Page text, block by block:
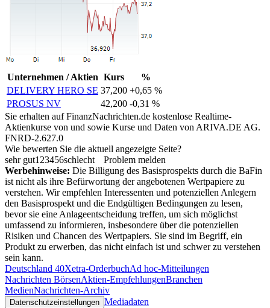
Unternehmen / Aktien Kurs
%
DELIVERY HERO SE 37,200 +0,65 %
PROSUS NV
42,200 -0,31 %
Sie erhalten auf FinanzNachrichten.de kostenlose Realtime-
Aktienkurse von und sowie Kurse und Daten von ARIVA.DE AG.
FNRD-2.627.0
Wie bewerten Sie die aktuell angezeigte Seite?
sehr gut1 23456schlecht
Problem melden
Werbehinweise: Die Billigung des Basisprospekts durch die BaFin
ist nicht als ihre Befürwortung der angebotenen Wertpapiere zu
verstehen. Wir empfehlen Interessenten und potenziellen Anlegern
den Basisprospekt und die Endgültigen Bedingungen zu lesen,
bevor sie eine Anlageentscheidung treffen, um sich möglichst
umfassend zu informieren, insbesondere über die potenziellen
Risiken und Chancen des Wertpapiers. Sie sind im Begriff, ein
Produkt zu erwerben, das nicht einfach ist und schwer zu verstehen
sein kann.
Deutschland 40Xetra-OrderbuchAd hoc-Mitteilungen
Nachrichten BörsenAktien-EmpfehlungenBranchen
MedienNachrichten-Archiv
Datenschutzeinstellungen Mediadaten